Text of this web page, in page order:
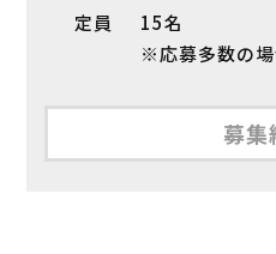
定員
15名
※応募多数の
募集